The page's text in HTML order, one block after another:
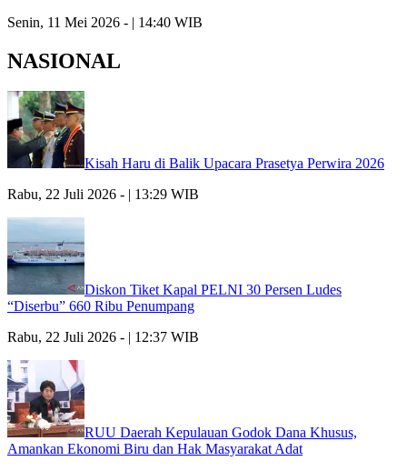
Senin, 11 Mei 2026 - | 14:40 WIB
NASIONAL
Kisah Haru di Balik Upacara Prasetya Perwira 2026
Rabu, 22 Juli 2026 - | 13:29 WIB
Diskon Tiket Kapal PELNI 30 Persen Ludes
“Diserbu” 660 Ribu Penumpang
Rabu, 22 Juli 2026 - | 12:37 WIB
RUU Daerah Kepulauan Godok Dana Khusus,
Amankan Ekonomi Biru dan Hak Masyarakat Adat